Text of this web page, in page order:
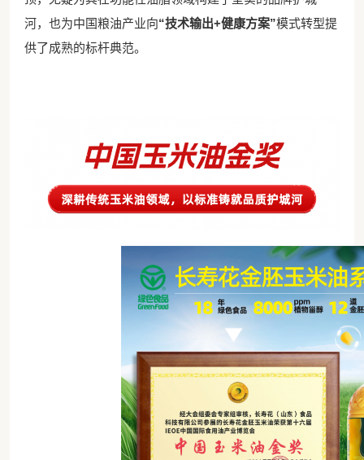
河，也为中国粮油产业向“技术输出+健康方案”模式转型提
供了成熟的标杆典范。